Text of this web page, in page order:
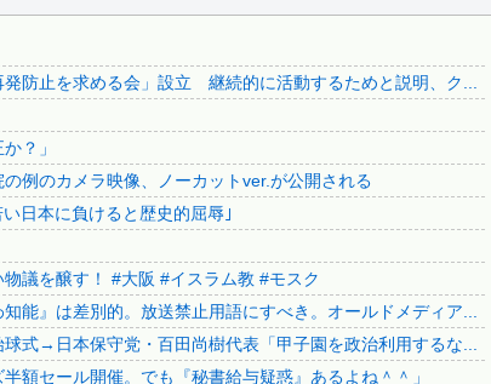
ｗ...
...
去...
...
...
...
中国人による密漁が止まらない
【ヤバすぎ】韓国紙｢サッカー韓国U23代表、2歳若い日本...
【いのち】れいわ支持者「『れいわ信者』『れいわ知能』は差...
【カミツキ悲報】甲子園でインドネシア人選手が始球式→日本...
無気力な韓国代表、オーストリアにも0-1で敗北…3月のA...
3.1節がある月なのに…3月のカレンダーに日本の富士山・...
韓国代表、コートジボワールに0対4で完敗＝韓国の反応
どう
だ！一緒にするな！』
だったのが判明
防止を求める会」設立 継続的に活動するためと説明、ク...
？」
例のカメラ映像、ノーカットver.が公開される
日本に負けると歴史的屈辱｣
議を醸す！ #大阪 #イスラム教 #モスク
能』は差別的。放送禁止用語にすべき。オールドメディア...
式→日本保守党・百田尚樹代表「甲子園を政治利用するな...
額セール開催。でも『秘書給与疑惑』あるよね＾＾」